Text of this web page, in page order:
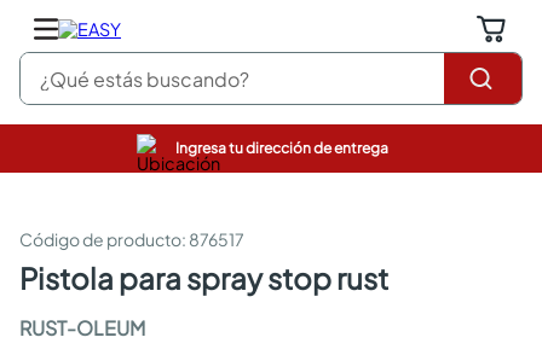
¿Qué estás buscando?
Ingresa tu dirección de entrega
: 876517
pistola para spray stop rust
RUST-OLEUM
pinturas
sanitarios
comedor
pisos